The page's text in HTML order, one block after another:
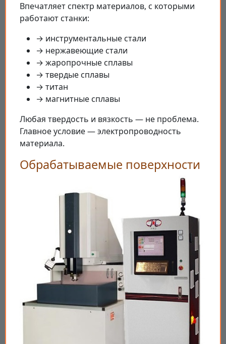
Впечатляет спектр материалов, с которыми
работают станки:
→ инструментальные стали
→ нержавеющие стали
→ жаропрочные сплавы
→ твердые сплавы
→ титан
→ магнитные сплавы
Любая твердость и вязкость — не проблема.
Главное условие — электропроводность
материала.
Обрабатываемые поверхности